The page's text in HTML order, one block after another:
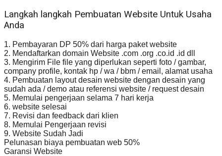
Langkah langkah Pembuatan Website Untuk Usaha
Anda
1. Pembayaran DP 50% dari harga paket website
2. Mendaftarkan domain Website .com .org .co.id .id dll
3. Mengirim File file yang diperlukan seperti foto / gambar,
company profile, kontak hp / wa / bbm / email, alamat usaha
4. Pembuatan layout desain website dengan desain yang
sudah ada / demo atau referensi website / request desain
5. Memulai pengerjaan selama 7 hari kerja
6. website selesai
7. Revisi dan feedback dari klien
8. Memulai Pengerjaan revisi
9. Website Sudah Jadi
Pelunasan biaya pembuatan web 50%
Garansi Website